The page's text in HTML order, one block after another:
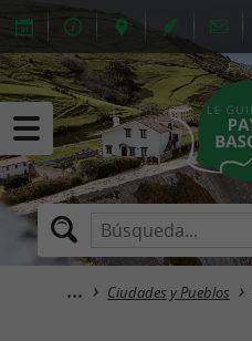
Ciudades y Pueblos